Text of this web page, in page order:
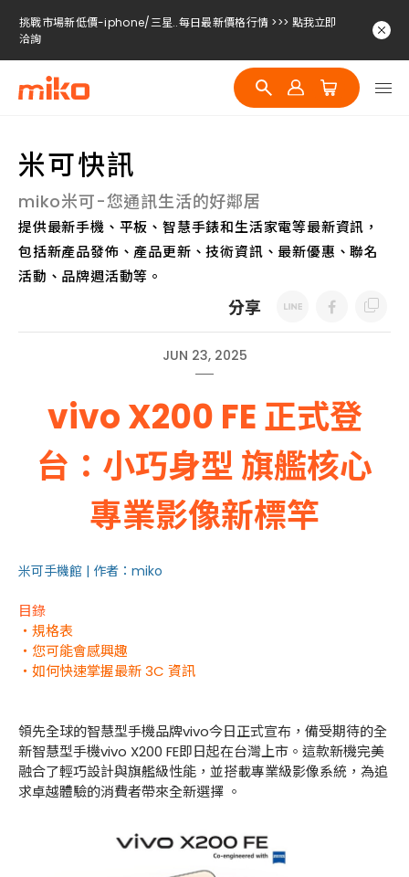
挑戰市場新低價-iphone/三星..每日最新價格行情 >>> 點我立即
洽詢
挑戰市場新低價-iphone/三星..每日最新價格行情 >>> 點我立即
洽詢
挑戰市場新低價-iphone/三星..每日最新價格行情 >>> 點我立即
米可快訊
miko米可-您通訊生活的好鄰居
提供最新手機、平板、智慧手錶和生活家電等最新資訊，
包括新產品發佈、產品更新、技術資訊、最新優惠、聯名
活動、品牌週活動等。
分享
JUN 23, 2025
vivo X200 FE 正式登
台：小巧身型 旗艦核心
專業影像新標竿
米可手機館 | 作者：miko
目錄
・規格表
・您可能會感興趣
・如何快速掌握最新 3C 資訊
領先全球的智慧型手機品牌vivo今日正式宣布，備受期待的全
新智慧型手機vivo X200 FE即日起在台灣上市。這款新機完美
融合了輕巧設計與旗艦級性能，並搭載專業級影像系統，為追
求卓越體驗的消費者帶來全新選擇 。